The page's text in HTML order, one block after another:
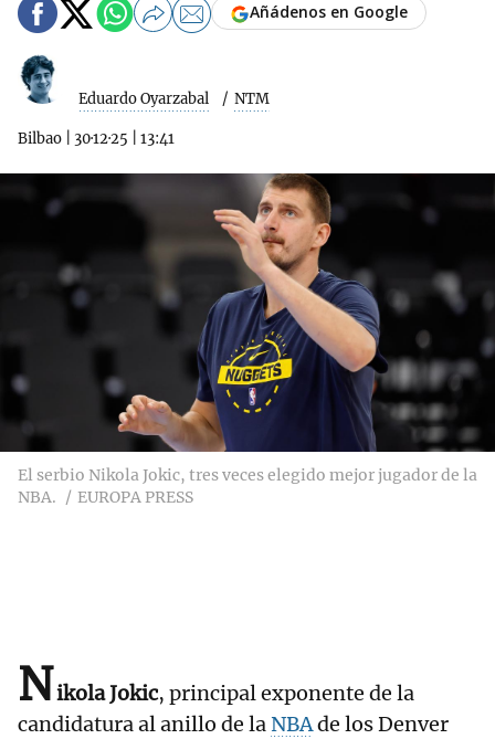
Eduardo Oyarzabal NTM
Bilbao 30·12·25 13:41
Añádenos en Google
El serbio Nikola Jokic, tres veces elegido mejor jugador de la
NBA.
EUROPA PRESS
Nikola Jokic, principal exponente de la
candidatura al anillo de la NBAde los Denver